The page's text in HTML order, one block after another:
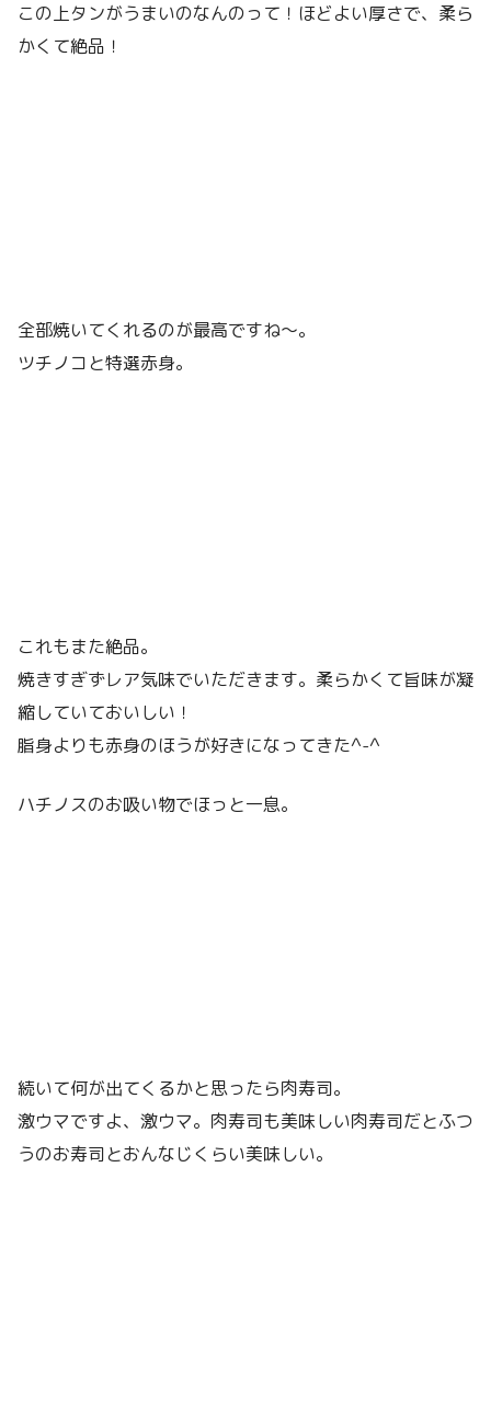
この上タンがうまいのなんのって！ほどよい厚さで、柔ら
かくて絶品！
全部焼いてくれるのが最高ですね〜。
ツチノコと特選赤身。
これもまた絶品。
焼きすぎずレア気味でいただきます。柔らかくて旨味が凝
縮していておいしい！
脂身よりも赤身のほうが好きになってきた^-^
ハチノスのお吸い物でほっと一息。
続いて何が出てくるかと思ったら肉寿司。
激ウマですよ、激ウマ。肉寿司も美味しい肉寿司だとふつ
うのお寿司とおんなじくらい美味しい。